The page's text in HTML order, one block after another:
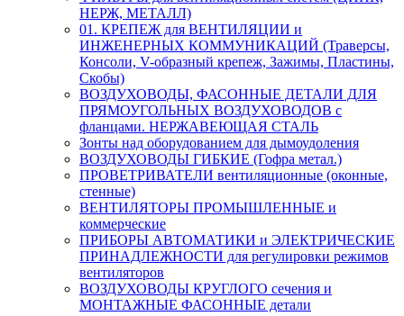
НЕРЖ, МЕТАЛЛ)
01. КРЕПЕЖ для ВЕНТИЛЯЦИИ и
ИНЖЕНЕРНЫХ КОММУНИКАЦИЙ (Траверсы,
Консоли, V-образный крепеж, Зажимы, Пластины,
Скобы)
ВОЗДУХОВОДЫ, ФАСОННЫЕ ДЕТАЛИ ДЛЯ
ПРЯМОУГОЛЬНЫХ ВОЗДУХОВОДОВ с
фланцами. НЕРЖАВЕЮЩАЯ СТАЛЬ
Зонты над оборудованием для дымоудоления
ВОЗДУХОВОДЫ ГИБКИЕ (Гофра метал.)
ПРОВЕТРИВАТЕЛИ вентиляционные (оконные,
стенные)
ВЕНТИЛЯТОРЫ ПРОМЫШЛЕННЫЕ и
коммерческие
ПРИБОРЫ АВТОМАТИКИ и ЭЛЕКТРИЧЕСКИЕ
ПРИНАДЛЕЖНОСТИ для регулировки режимов
вентиляторов
ВОЗДУХОВОДЫ КРУГЛОГО сечения и
МОНТАЖНЫЕ ФАСОННЫЕ детали